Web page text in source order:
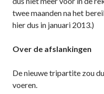
twee maanden na het
hier dus in januari 2013.)
Over de afslankingen
De nieuwe tripartite zou
voeren.